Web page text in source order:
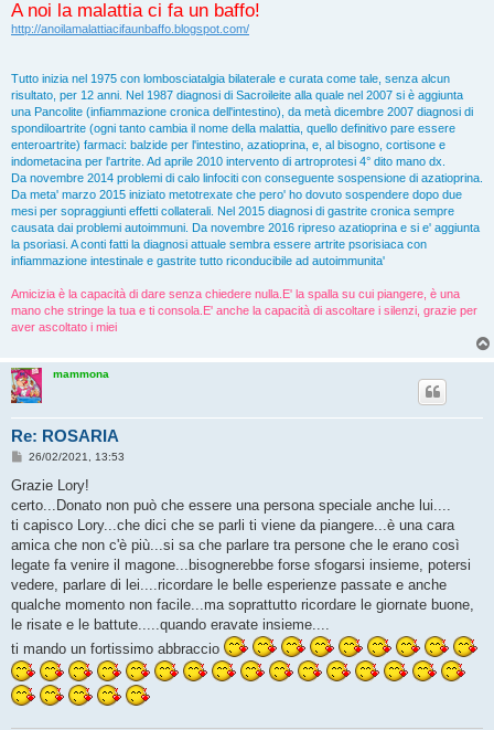
A noi la malattia ci fa un baffo!
http://anoilamalattiacifaunbaffo.blogspot.com/
Tutto inizia nel 1975 con lombosciatalgia bilaterale e curata come tale, senza alcun
risultato, per 12 anni. Nel 1987 diagnosi di Sacroileite alla quale nel 2007 si è aggiunta
una Pancolite (infiammazione cronica dell'intestino), da metà dicembre 2007 diagnosi di
spondiloartrite (ogni tanto cambia il nome della malattia, quello definitivo pare essere
enteroartrite) farmaci: balzide per l'intestino, azatioprina, e, al bisogno, cortisone e
indometacina per l'artrite. Ad aprile 2010 intervento di artroprotesi 4° dito mano dx.
Da novembre 2014 problemi di calo linfociti con conseguente sospensione di azatioprina.
Da meta' marzo 2015 iniziato metotrexate che pero' ho dovuto sospendere dopo due
mesi per sopraggiunti effetti collaterali. Nel 2015 diagnosi di gastrite cronica sempre
causata dai problemi autoimmuni. Da novembre 2016 ripreso azatioprina e si e' aggiunta
la psoriasi. A conti fatti la diagnosi attuale sembra essere artrite psorisiaca con
infiammazione intestinale e gastrite tutto riconducibile ad autoimmunita'
Amicizia è la capacità di dare senza chiedere nulla.E' la spalla su cui piangere, è una
mano che stringe la tua e ti consola.E' anche la capacità di ascoltare i silenzi, grazie per
aver ascoltato i miei
mammona
Re: ROSARIA
M
s
a
g
i
o
26/02/2021, 13:53
Grazie Lory!
certo...Donato non può che essere una persona speciale anche lui....
ti capisco Lory...che dici che se parli ti viene da piangere...è una cara
amica che non c'è più...si sa che parlare tra persone che le erano così
legate fa venire il magone...bisognerebbe forse sfogarsi insieme, potersi
vedere, parlare di lei....ricordare le belle esperienze passate e anche
qualche momento non facile...ma soprattutto ricordare le giornate buone,
le risate e le battute.....quando eravate insieme....
ti mando un fortissimo abbraccio